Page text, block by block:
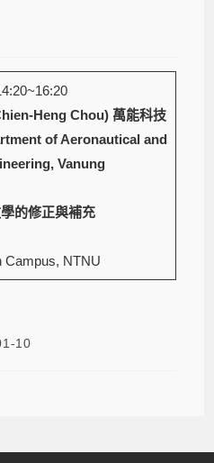
Heng Chou) 萬能科技
of Aeronautical and
Vanung
的修正與補充
Campus, NTNU
10